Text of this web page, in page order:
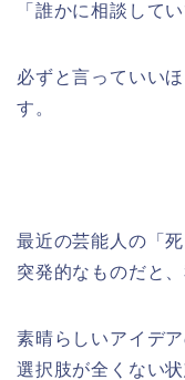
「誰かに相談して
必ずと言っていい
す。
最近の芸能人の「
突発的なものだと
素晴らしいアイデ
選択肢が全くない